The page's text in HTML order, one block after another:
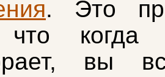
. Это
когда
вы